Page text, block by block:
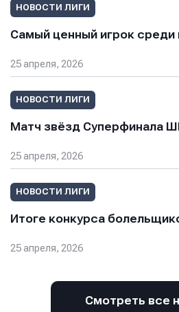
НОВОСТИ ЛИГИ
Самый ценный игрок
25 апреля, 2026
НОВОСТИ ЛИГИ
Матч звёзд Суперфинала
25 апреля, 2026
НОВОСТИ ЛИГИ
Итоге конкурса
25 апреля, 2026
Смотреть все
Имя
Имя
Имя
E-mail
Телефон